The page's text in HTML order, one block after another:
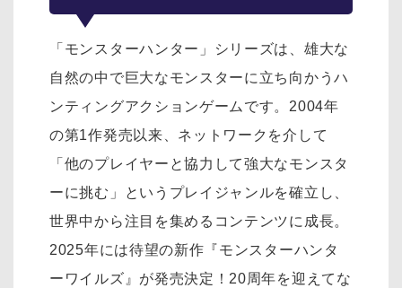
「モンスターハンター」シリーズは、雄大な
自然の中で巨大なモンスターに立ち向かうハ
ンティングアクションゲームです。2004年
の第1作発売以来、ネットワークを介して
「他のプレイヤーと協力して強大なモンスタ
ーに挑む」というプレイジャンルを確立し、
世界中から注目を集めるコンテンツに成長。
2025年には待望の新作『モンスターハンタ
ーワイルズ』が発売決定！20周年を迎えてな